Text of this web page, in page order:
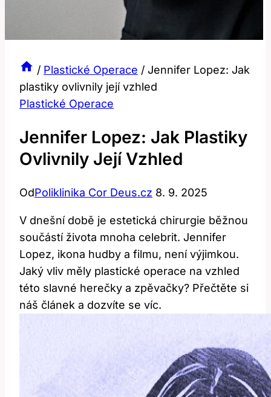
/ Plastické Operace / Jennifer Lopez: Jak
plastiky ovlivnily její vzhled
Plastické Operace
Jennifer Lopez: Jak Plastiky
Ovlivnily Její Vzhled
OdPoliklinika Cor Deus.cz 8. 9. 2025
V dnešní době je estetická chirurgie běžnou
součástí života mnoha celebrit. Jennifer
Lopez, ikona hudby a filmu, není výjimkou.
Jaký vliv měly plastické operace na vzhled
této slavné herečky a zpěvačky? Přečtěte si
náš článek a dozvíte se víc.